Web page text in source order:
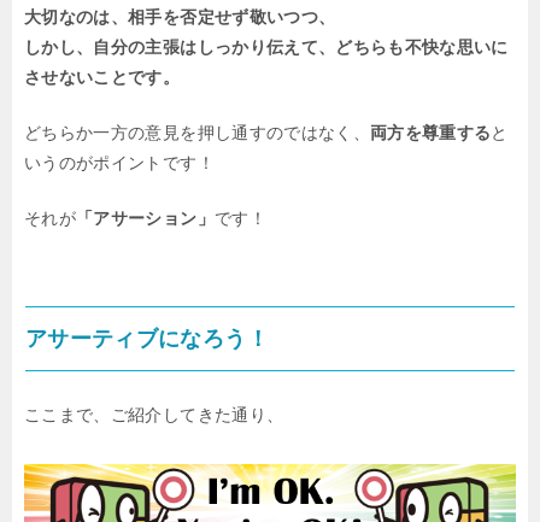
大切なのは、相手を否定せず敬いつつ、
しかし、自分の主張はしっかり伝えて、どちらも不快な思いに
させないことです。
どちらか一方の意見を押し通すのではなく、 両方を尊重すると
いうのがポイントです！
それが 「アサーション」 です！
アサーティブになろう！
ここまで、ご紹介してきた通り、